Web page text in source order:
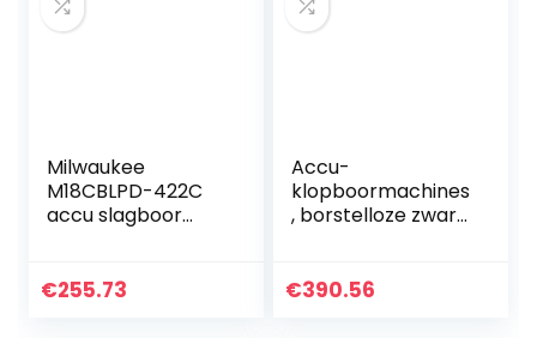
Milwaukee
M18CBLPD-422C
accu slagboor
€255.73
Accu-
klopboormachines
, borstelloze zware
handgreep, 2
€390.56